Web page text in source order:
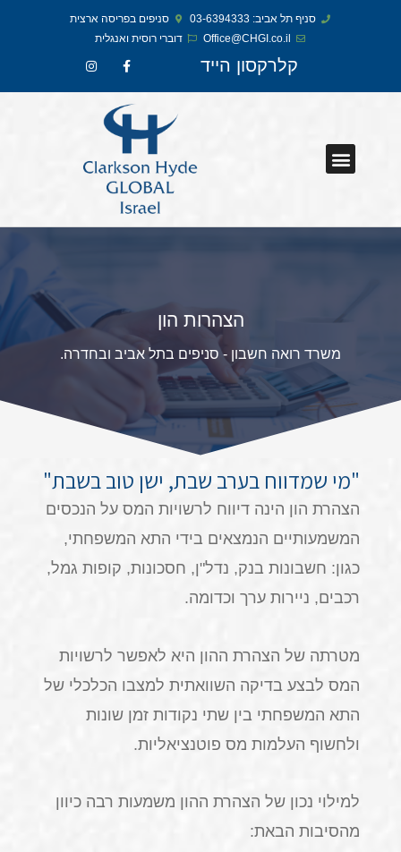
סניף תל אביב: 03-6394333
סניפים בפריסה ארצית
Office@CHGI.co.il
דוברי רוסית ואנגלית​
קלרקסון הייד
הצהרות הון
משרד רואה חשבון - סניפים בתל אביב ובחדרה.
"מי שמדווח בערב שבת, ישן טוב בשבת"
הצהרת הון הינה דיווח לרשויות המס על הנכסים
המשמעותיים הנמצאים בידי התא המשפחתי,
כגון: חשבונות בנק, נדל"ן, חסכונות, קופות גמל,
רכבים, ניירות ערך וכדומה.
מטרתה של הצהרת ההון היא לאפשר לרשויות
המס לבצע בדיקה השוואתית למצבו הכלכלי של
התא המשפחתי בין שתי נקודות זמן שונות
ולחשוף העלמות מס פוטנציאליות.
למילוי נכון של הצהרת ההון משמעות רבה כיוון
מהסיבות הבאת: